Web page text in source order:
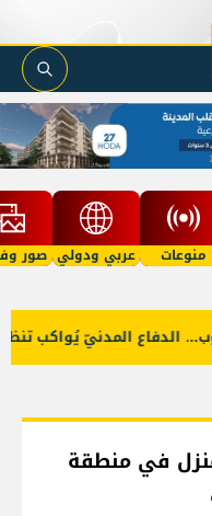
منوعات عربي ودولي صور
المدنيّ يُواكب تنظيف
في منطقة